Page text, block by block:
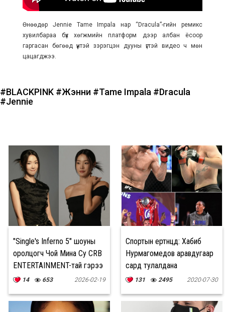
Өнөөдөр Jennie Tame Impala нар “Dracula”-гийн ремикс
хувилбараа бүх хөгжмийн платформ дээр албан ёсоор
гаргасан бөгөөд үүнтэй зэрэгцэн дууны үгтэй видео ч мөн
цацагджээ.
#BLACKPINK #Жэнни #Tame Impala #Dracula
#Jennie
"Single's Inferno 5" шоуны
оролцогч Чой Мина Су CRB
ENTERTAINMENT-тай гэрээ
байгууллаа
14 653 2026-02-19
Спортын ертөнцөд: Хабиб
Нурмагомедов аравдугаар
сард тулалдана
131 2495 2020-07-30